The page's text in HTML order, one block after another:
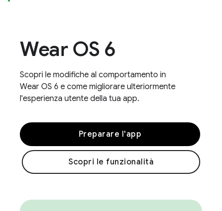
Wear OS 6
Scopri le modifiche al comportamento in
Wear OS 6 e come migliorare ulteriormente
l'esperienza utente della tua app.
Preparare l'app
Scopri le funzionalità